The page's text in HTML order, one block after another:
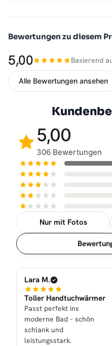
Bewertungen zu diesem
5,00 Basierend
Alle Bewertungen ansehen
5,00
306 Bewertungen
Nur mit Fotos
Sortierung
Lara M.
Toller Handtuchwärmer
Passt perfekt ins
moderne Bad – schön
schlank und
leistungsstark.